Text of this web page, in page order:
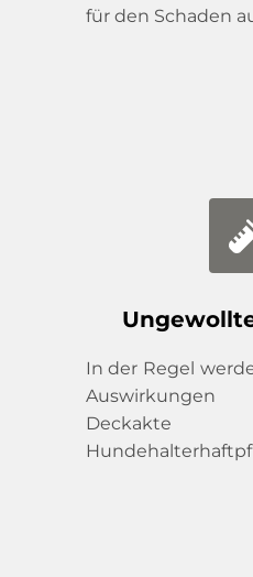
für den Schaden
In der Regel